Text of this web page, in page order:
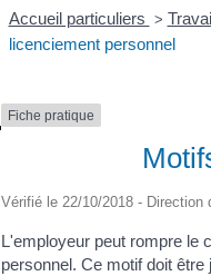
Accueil particuliers >
licenciement personnel
Fiche pratique
Vérifié le 22/10/2018 -
L'employeur peut rompre le
personnel. Ce motif doit